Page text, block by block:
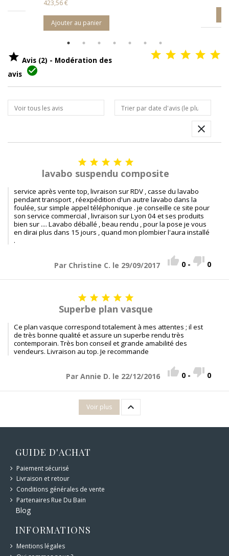
Ajouter au panier
 Avis (2) - Modération des
avis 

    
lavabo suspendu composite
service après vente top, livraison sur RDV , casse du lavabo
pendant transport , réexpédition d'un autre lavabo dans la
foulée, sur simple appel téléphonique . je conseille ce site pour
son service commercial , livraison sur Lyon 04 et ses produits
bien sur .... Lavabo déballé , beau rendu , pour la pose je vous
en dirai plus dans 15 jours , quand mon plombier l'aura installé
.
Par Christine C. le 29/09/2017  0 -  0
    
Superbe plan vasque
Ce plan vasque correspond totalement à mes attentes ; il est
de très bonne qualité et assure un superbe rendu très
contemporain. Très bon conseil et grande amabilité des
vendeurs. Livraison au top. Je recommande
Par Annie D. le 22/12/2016  0 -  0
Voir plus 
GUIDE D'ACHAT
Paiement sécurisé
Livraison et retour
Conditions générales de vente
Partenaires Rue Du Bain
Blog
INFORMATIONS
Mentions légales